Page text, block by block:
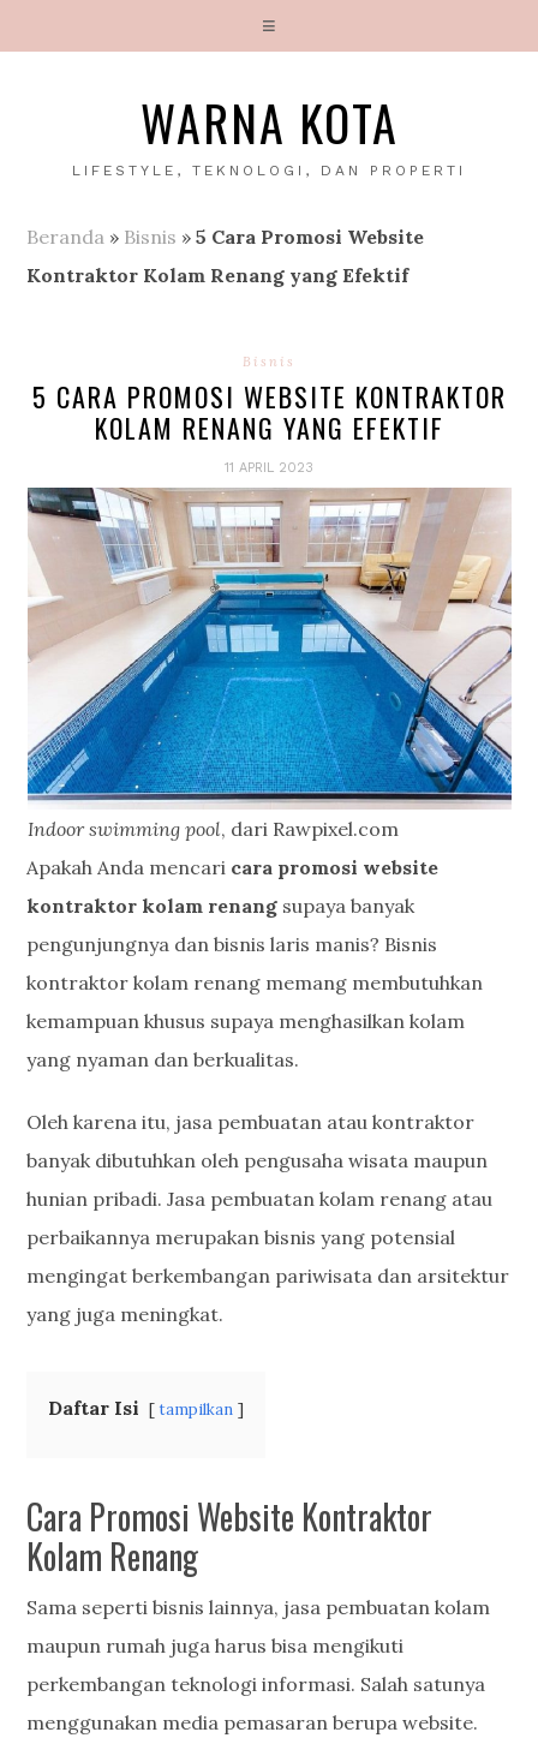
WARNA KOTA
LIFESTYLE, TEKNOLOGI, DAN PROPERTI
Beranda » Bisnis »5 Cara Promosi Website
Kontraktor Kolam Renang yang Efektif
Bisnis
5 CARA PROMOSI WEBSITE KONTRAKTOR
KOLAM RENANG YANG EFEKTIF
11 APRIL 2023
Indoor swimming pool, dari Rawpixel.com
Apakah Anda mencari cara promosi website
kontraktor kolam renang supaya banyak
pengunjungnya dan bisnis laris manis? Bisnis
kontraktor kolam renang memang membutuhkan
kemampuan khusus supaya menghasilkan kolam
yang nyaman dan berkualitas.
Oleh karena itu, jasa pembuatan atau kontraktor
banyak dibutuhkan oleh pengusaha wisata maupun
hunian pribadi. Jasa pembuatan kolam renang atau
perbaikannya merupakan bisnis yang potensial
mengingat berkembangan pariwisata dan arsitektur
yang juga meningkat.
Daftar Isi tampilkan
Cara Promosi Website Kontraktor
Kolam Renang
Sama seperti bisnis lainnya, jasa pembuatan kolam
maupun rumah juga harus bisa mengikuti
perkembangan teknologi informasi. Salah satunya
menggunakan media pemasaran berupa website.